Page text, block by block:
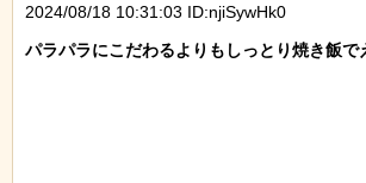
2024/08/18 10:31:03 ID:njiSywHk0
パラパラにこだわるよりもしっとり焼き飯で